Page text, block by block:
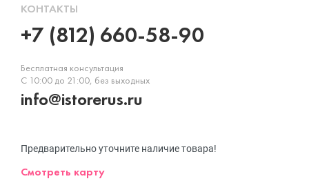
КОНТАКТЫ
+7 (812) 660-58-90
Бесплатная консультация
С 10:00 до 21:00, без выходных
info@istorerus.ru
Предварительно уточните наличие товара!
Смотреть карту